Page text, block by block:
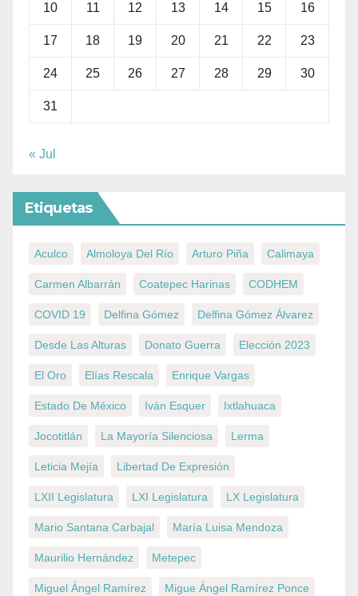
10 11 12 13 14 15 16
17 18 19 20 21 22 23
24 25 26 27 28 29 30
31
« Jul
Etiquetas
Aculco Almoloya Del Río Arturo Piña Calimaya
Carmen Albarrán Coatepec Harinas CODHEM
COVID 19 Delfina Gómez Delfina Gómez Álvarez
Desde Las Alturas Donato Guerra Elección 2023
El Oro Elías Rescala Enrique Vargas
Estado De México Iván Esquer Ixtlahuaca
Jocotitlán La Mayoría Silenciosa Lerma
Leticia Mejía Libertad De Expresión
LXII Legislatura LXI Legislatura LX Legislatura
Mario Santana Carbajal María Luisa Mendoza
Maurilio Hernández Metepec
Miguel Ángel Ramírez Migue Ángel Ramírez Ponce